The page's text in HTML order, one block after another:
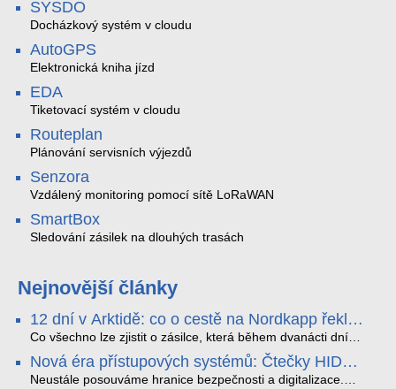
SYSDO
Docházkový systém v cloudu
AutoGPS
Elektronická kniha jízd
EDA
Tiketovací systém v cloudu
Routeplan
Plánování servisních výjezdů
Senzora
Vzdálený monitoring pomocí sítě LoRaWAN
SmartBox
Sledování zásilek na dlouhých trasách
Nejnovější články
12 dní v Arktidě: co o cestě na Nordkapp řekla
data ze SMARTBOX 2 MAX
Co všechno lze zjistit o zásilce, která během dvanácti dní
projede Arktidou? SMARTBOX 2 MAX jsme vzali na trasu z
Tromsø přes Lofoty, Kirunu a finské Laponsko až na
Nordkapp. Bez jediného dobití, v mrazu až −13 °C a mimo
Nová éra přístupových systémů: Čtečky HID
Signo
Neustále posouváme hranice bezpečnosti a digitalizace.